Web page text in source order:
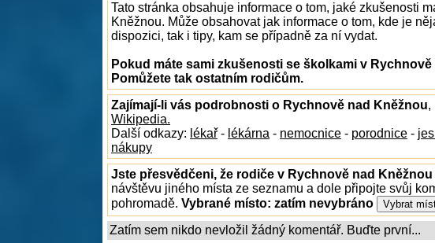
Tato stránka obsahuje informace o tom, jaké zkušenosti
Kněžnou. Může obsahovat jak informace o tom, kde je
dispozici, tak i tipy, kam se případně za ní vydat.
Pokud máte sami zkušenosti se školkami v
Pomůžete tak ostatním rodičům.
Zajímají-li vás podrobnosti o Rychnově nad Kněžnou,
Wikipedia.
Další odkazy: lékař - lékárna - nemocnice - porodnice -
nákupy
Jste přesvědčeni, že rodiče v Rychnově nad
návštěvu jiného místa ze seznamu a dole připojte svůj
pohromadě. Vybrané místo: zatím nevybráno
Zatím sem nikdo nevložil žádný komentář. Buďte první...